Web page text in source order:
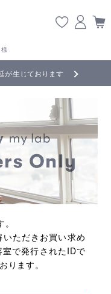
様
が生じております
ただきお買い求め
で発行されたIDで
ります。